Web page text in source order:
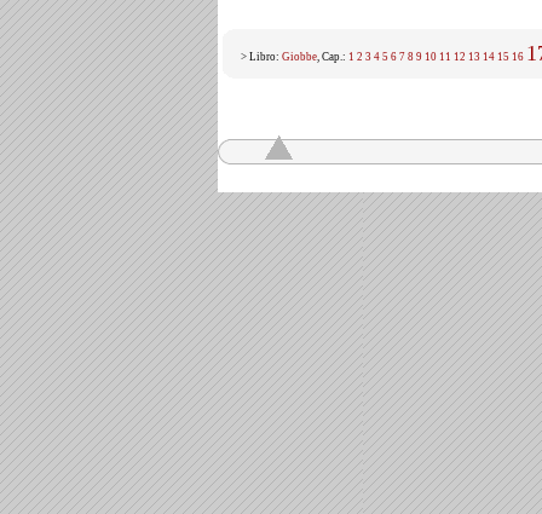
> Libro: Giobbe, Cap.: 1 2 3 4 5 6 7 8 9 10 11 12 13 14 15 16